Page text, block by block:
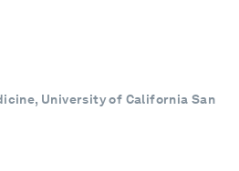
University of California San